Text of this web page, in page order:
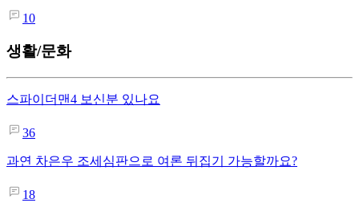
10
생활/문화
스파이더맨4 보신분 있나요
36
과연 차은우 조세심판으로 여론 뒤집기 가능할까요?
18